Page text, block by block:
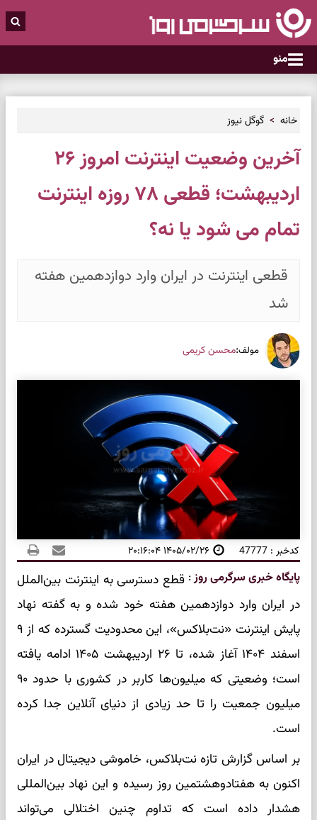
منو
خانه گوگل نیوز
آخرین وضعیت اینترنت امروز ۲۶
اردیبهشت؛ قطعی ۷۸ روزه اینترنت
تمام می شود یا نه؟
قطعی اینترنت در ایران وارد دوازدهمین هفته
شد
مولف:محسن کریمی
کدخبر : 47777 ۱۴۰۵/۰۲/۲۶ ۲۰:۱۶:۰۴
پایگاه خبری سرگرمی روز: قطع دسترسی به اینترنت بین‌الملل
در ایران وارد دوازدهمین هفته خود شده و به گفته نهاد
پایش اینترنت «نت‌بلاکس»، این محدودیت گسترده که از ۹
اسفند ۱۴۰۴ آغاز شده، تا ۲۶ اردیبهشت ۱۴۰۵ ادامه یافته
است؛ وضعیتی که میلیون‌ها کاربر در کشوری با حدود ۹۰
میلیون جمعیت را تا حد زیادی از دنیای آنلاین جدا کرده
است.
بر اساس گزارش تازه نت‌بلاکس، خاموشی دیجیتال در ایران
اکنون به هفتادوهشتمین روز رسیده و این نهاد بین‌المللی
هشدار داده است که تداوم چنین اختلالی می‌تواند